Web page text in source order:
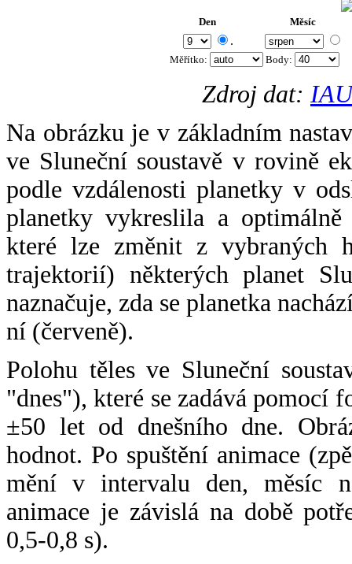
Den Měsíc
.
Měřítko: Body:
Zdroj dat:
Na obrázku je v základním
ve Sluneční soustavě v rovině
podle vzdálenosti planetky v
planetky vykreslila a
které lze změnit z vybraných
trajektorií) některých planet
naznačuje, zda se planetka
ní (červeně).
Polohu těles ve Sluneční
"dnes"), které se zadává pomocí
±50 let od dnešního dne.
hodnot. Po spuštění animace
mění v intervalu den, měsíc
animace je závislá na době
0,5-0,8 s).